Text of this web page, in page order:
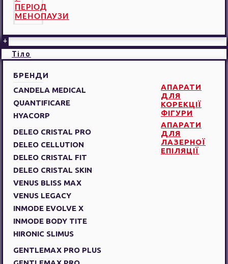
ПЕРІОД
МЕНОПАУЗИ
+
Тіло
БРЕНДИ
CANDELA MEDICAL
QUANTIFICARE
HYACORP
АПАРАТИ
ДЛЯ
КОРЕКЦІЇ
ФІГУРИ
DELEO CRISTAL PRO
DELEO CELLUTION
DELEO CRISTAL FIT
DELEO CRISTAL SKIN
VENUS BLISS MAX
VENUS LEGACY
INMODE EVOLVE X
INMODE BODY TITE
HIRONIC SLIMUS
АПАРАТИ
ДЛЯ
ЛАЗЕРНОЇ
ЕПІЛЯЦІЇ
GENTLEMAX PRO PLUS